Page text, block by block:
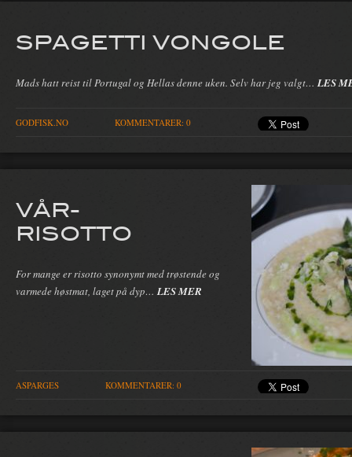
SPAGETTI VONGOLE
Mads hatt reist til Portugal og Hellas denne uken. Selv har jeg valgt… LES
GODFISK.NO KOMMENTARER: 0
VÅR-
RISOTTO
For mange er risotto synonymt med trøstende og
varmede høstmat, laget på dyp… LES MER
ASPARGES KOMMENTARER: 0